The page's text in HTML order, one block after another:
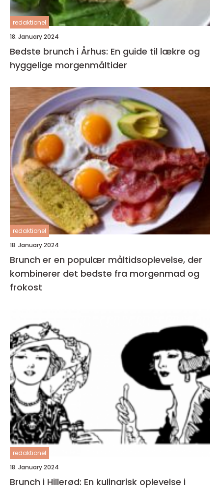
redaktionel
18. January 2024
Bedste brunch i Århus: En guide til lækre og
hyggelige morgenmåltider
redaktionel
18. January 2024
Brunch er en populær måltidsoplevelse, der
kombinerer det bedste fra morgenmad og
frokost
redaktionel
18. January 2024
Brunch i Hillerød: En kulinarisk oplevelse i